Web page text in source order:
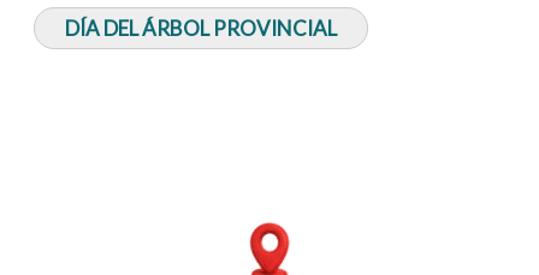
DÍA DEL ÁRBOL PROVINCIAL